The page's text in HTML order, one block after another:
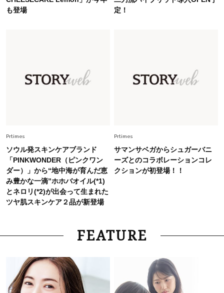
2026.7.9
スタイリストが本気で推す！40代がほどよく華
26年夏は「小ぶり」が大流行中！人と被らない
【最旬かごバッグ】6選
も登場
定！
Prtimes
ソウル発スキンケアブランド
「PINKWONDER（ピンクワン
ダー）」から“地中海が育んだ恵
み豊かな一滴”ホホバオイル(*1)
とネロリ(*2)が出会って生まれた
ツヤ肌スキンケア２品が新登場
Prtimes
サマンサベガからシュガーバニ
ーズとのコラボレーションコレ
クションが初登場！！
FEATURE